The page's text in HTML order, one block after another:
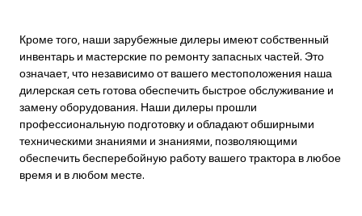
Кроме того, наши зарубежные дилеры имеют собственный
инвентарь и мастерские по ремонту запасных частей. Это
означает, что независимо от вашего местоположения наша
дилерская сеть готова обеспечить быстрое обслуживание и
замену оборудования. Наши дилеры прошли
профессиональную подготовку и обладают обширными
техническими знаниями и знаниями, позволяющими
обеспечить бесперебойную работу вашего трактора в любое
время и в любом месте.